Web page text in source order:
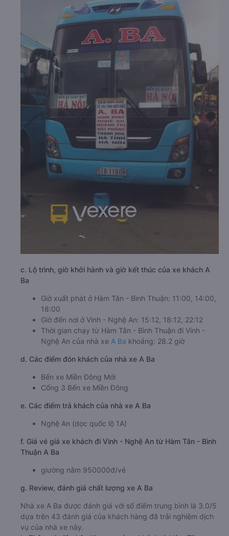
c. Lộ trình, giờ khởi hành và giờ kết thúc của xe khách A
Ba
Giờ xuất phát ở Hàm Tân - Bình Thuận: 11:00, 14:00,
18:00
Giờ đến nơi ở Vinh - Nghệ An: 15:12, 18:12, 22:12
Thời gian chạy từ Hàm Tân - Bình Thuận đi Vinh -
Nghệ An của nhà xe A Ba khoảng: 28.2 giờ
d. Các điểm đón khách của nhà xe A Ba
Bến xe Miền Đông Mới
Cổng 3 Bến xe Miền Đông
e. Các điểm trả khách của nhà xe A Ba
Nghệ An (dọc quốc lộ 1A)
f. Giá vé giá xe khách đi Vinh - Nghệ An từ Hàm Tân - Bình
Thuận A Ba
giường nằm 950000đ/vé
g. Review, đánh giá chất lượng xe A Ba
Nhà xe A Ba được đánh giá với số điểm trung bình là 3.0/5
dựa trên 43 đánh giá của khách hàng đã trải nghiệm dịch
vụ của nhà xe này.